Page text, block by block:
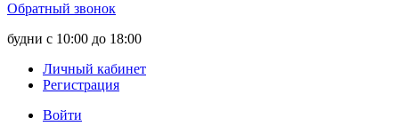
Обратный звонок
будни с 10:00 до 18:00
Личный кабинет
Регистрация
Войти